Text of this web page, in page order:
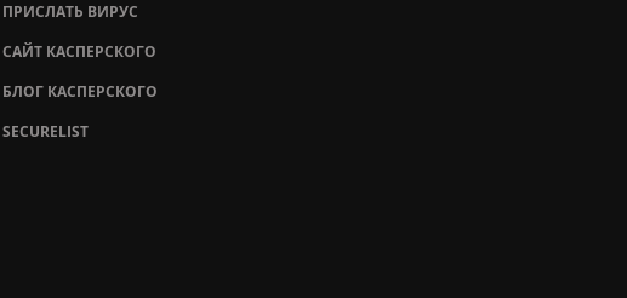
ПРИСЛАТЬ ВИРУС
САЙТ КАСПЕРСКОГО
БЛОГ КАСПЕРСКОГО
SECURELIST